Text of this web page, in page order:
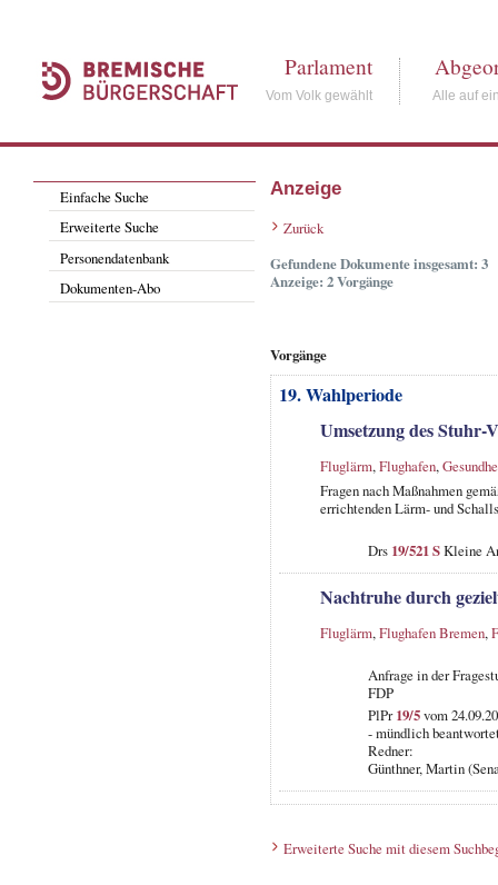
Parlament
Vom Volk gewählt Alle auf
Einfache Suche
Erweiterte Suche
Personendatenbank
Dokumenten-Abo
Anzeige
Zurück
Gefundene Dokumente insgesamt: 3
Anzeige: 2 Vorgänge
Vorgänge
19. Wahlperiode
Umsetzung des
Fluglärm,Flughafen,
Fragen nach Maßnahmen
errichtenden Lärm- und
Drs 19/521 SKleine
Nachtruhe durch
Fluglärm,Flughafen Bremen,
Anfrage in der
FDP
PlPr19/5vom
- mündlich
Redner:
Günthner, Martin
Erweiterte Suche mit diesem